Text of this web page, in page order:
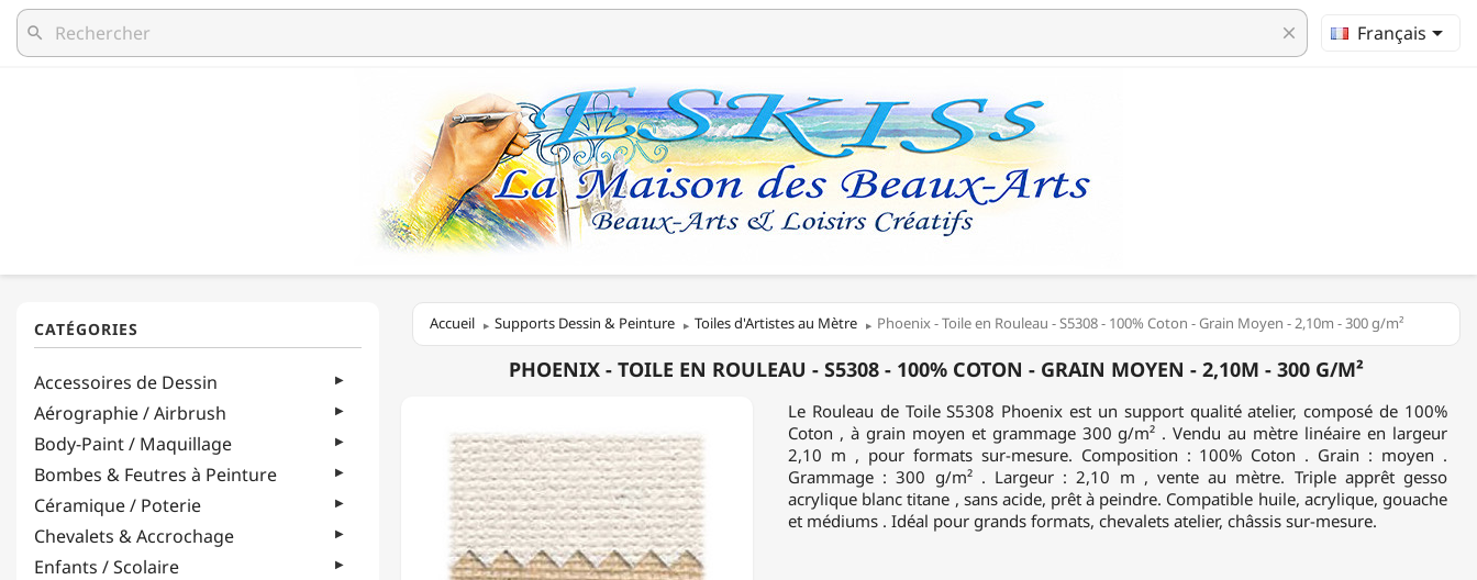
search clear Français
Accessoires de Dessin
Aérographie / Airbrush
Body-Paint / Maquillage
Bombes & Feutres à Peinture
Céramique / Poterie
Chevalets & Accrochage
Enfants / Scolaire
Accueil Supports Dessin & Peinture Toiles d'Artistes au Mètre Phoenix - Toile en Rouleau - S5308 - 100% Coton - Grain Moyen - 2,10m - 300 g/m²
ROULEAU
S5308
100%
COTON
PHOENIX - TOILE EN ROULEAU - S5308 - 100% COTON - GRAIN MOYEN - 2,10M - 300 G/M²
Le Rouleau de Toile S5308 Phoenix est un support qualité atelier, composé de 100%
Coton , à grain moyen et grammage 300 g/m² . Vendu au mètre linéaire en largeur
2,10 m , pour formats sur-mesure. Composition : 100% Coton . Grain : moyen .
Grammage : 300 g/m² . Largeur : 2,10 m , vente au mètre. Triple apprêt gesso
acrylique blanc titane , sans acide, prêt à peindre. Compatible huile, acrylique, gouache
et médiums . Idéal pour grands formats, chevalets atelier, châssis sur-mesure.